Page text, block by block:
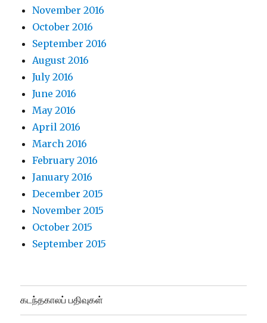
November 2016
October 2016
September 2016
August 2016
July 2016
June 2016
May 2016
April 2016
March 2016
February 2016
January 2016
December 2015
November 2015
October 2015
September 2015
கடந்தகாலப் பதிவுகள்